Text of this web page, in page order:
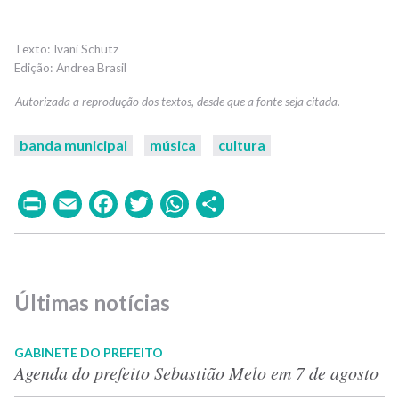
Ivani Schütz
Andrea Brasil
banda municipal música cultura
PrintEmailFacebook
TwitterWhatsApp
Últimas notícias
GABINETE DO PREFEITO
Agenda do prefeito Sebastião Melo em 7 de agosto